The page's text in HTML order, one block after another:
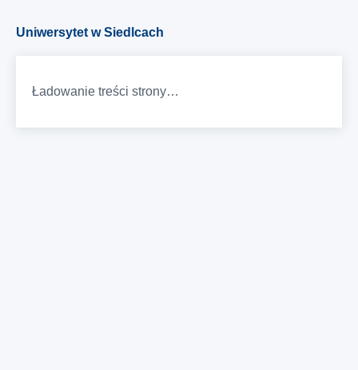
Uniwersytet w Siedlcach
Ładowanie treści strony…